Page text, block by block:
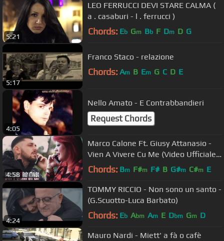
5:21
LEO FERRUCCI DEVI STARE CALMA (
a . casaburi - l . ferrucci )
Chords: Eb Gm Bb F Dm D G
5:17
Franco Staco - relazione
Chords: Am B Em G C D E
4:05
Nello Amato - E Contrabbandieri
Request Chords
4:58
Marco Calone Ft. Giusy Attanasio -
Vien A Vivere Cu Me (Video Ufficiale
2016)
Chords: Bm F#m F# B G#m C#m E
4:24
TOMMY RICCIO - Non sono un santo -
(G.Scuotto-Luca Barbato)
Chords: Eb Abm Am E Dbm Gm D
Mauro Nardi - Miett' a fà o cafè